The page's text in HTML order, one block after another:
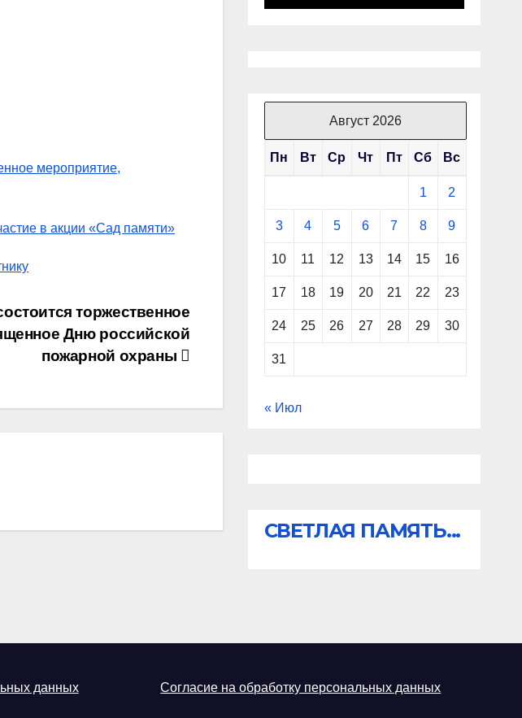
мероприятие,
в акции «Сад памяти»
торжественное
Дню российской
пожарной охраны
Август 2026
Пн Вт Ср Чт Пт Сб Вс
1 2
3 4 5 6 7 8 9
10 11 12 13 14 15 16
17 18 19 20 21 22 23
24 25 26 27 28 29 30
31
« Июл
СВЕТЛАЯ ПАМЯТЬ...
данных Согласие на обработку персональных данных